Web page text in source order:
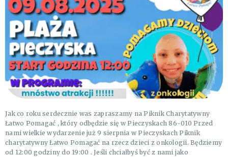
Jak co roku serdecznie was zapraszamy na Piknik Charytatywny
Łatwo Pomagać , który odbędzie się w Pieczyskach 86-010 Przed
nami wielkie wydarzenie już 9 sierpnia w Pieczyskach Piknik
charytatywny Łatwo Pomagać na rzecz dzieci z onkologii. Będziemy
od 12:00 godziny do 19:00 . Jeśli chciałbyś być z nami jako